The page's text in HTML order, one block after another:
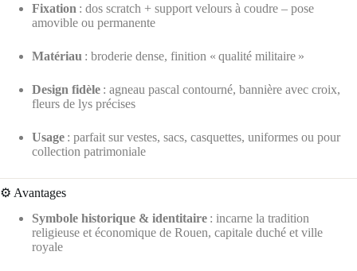
Fixation : dos scratch + support velours à coudre – pose
amovible ou permanente
Matériau : broderie dense, finition « qualité militaire »
Design fidèle : agneau pascal contourné, bannière avec croix,
fleurs de lys précises
Usage : parfait sur vestes, sacs, casquettes, uniformes ou pour
collection patrimoniale
⚙️ Avantages
Symbole historique & identitaire : incarne la tradition
religieuse et économique de Rouen, capitale duché et ville
royale